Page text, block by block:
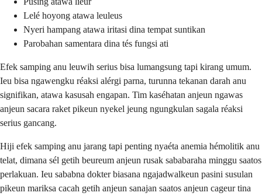
Lelé hoyong atawa leuleus
Nyeri hampang atawa iritasi dina tempat suntikan
Parobahan samentara dina tés fungsi ati
Efek samping anu leuwih serius bisa lumangsung tapi kirang umum.
Ieu bisa ngawengku réaksi alérgi parna, turunna tekanan darah anu
signifikan, atawa kasusah engapan. Tim kaséhatan anjeun ngawas
anjeun sacara raket pikeun nyekel jeung ngungkulan sagala réaksi
serius gancang.
Hiji efek samping anu jarang tapi penting nyaéta anemia hémolitik anu
telat, dimana sél getih beureum anjeun rusak sababaraha minggu saatos
perlakuan. Ieu sababna dokter biasana ngajadwalkeun pasini susulan
pikeun mariksa cacah getih anjeun sanajan saatos anjeun cageur tina